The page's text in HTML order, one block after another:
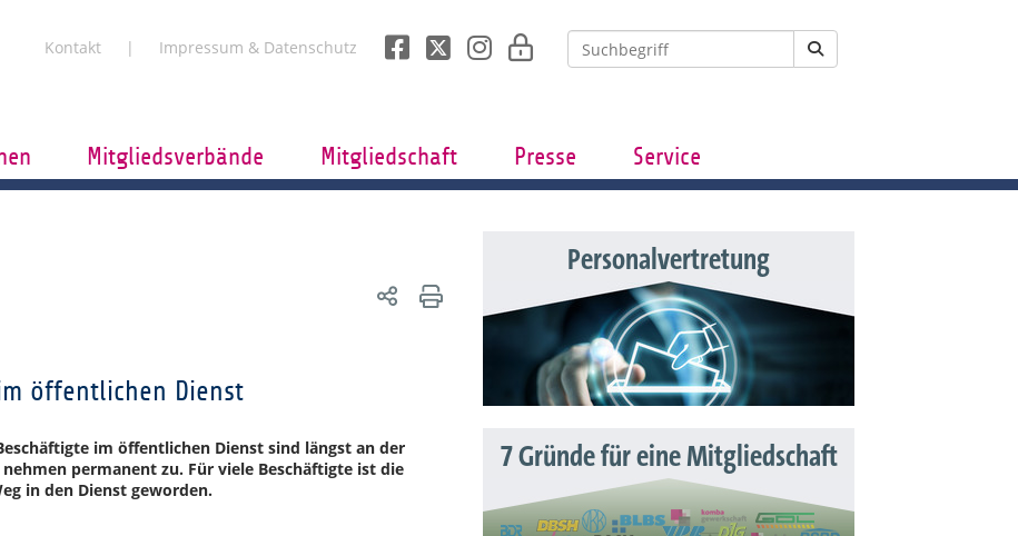
Kontakt Impressum & Datenschutz
Mitgliedsverbände Mitgliedschaft Presse Service
öffentlichen Dienst
im öffentlichen Dienst sind längst an der
permanent zu. Für viele Beschäftigte ist die
in den Dienst geworden.
Personalvertretung
7 Gründe für eine Mitgliedschaft